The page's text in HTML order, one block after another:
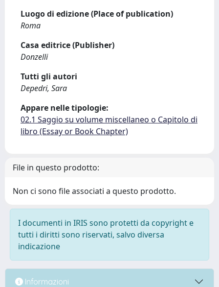
Luogo di edizione (Place of publication)
Roma
Casa editrice (Publisher)
Donzelli
Tutti gli autori
Depedri, Sara
Appare nelle tipologie:
02.1 Saggio su volume miscellaneo o Capitolo di
libro (Essay or Book Chapter)
File in questo prodotto:
Non ci sono file associati a questo prodotto.
I documenti in IRIS sono protetti da copyright e
tutti i diritti sono riservati, salvo diversa
indicazione
Informazioni